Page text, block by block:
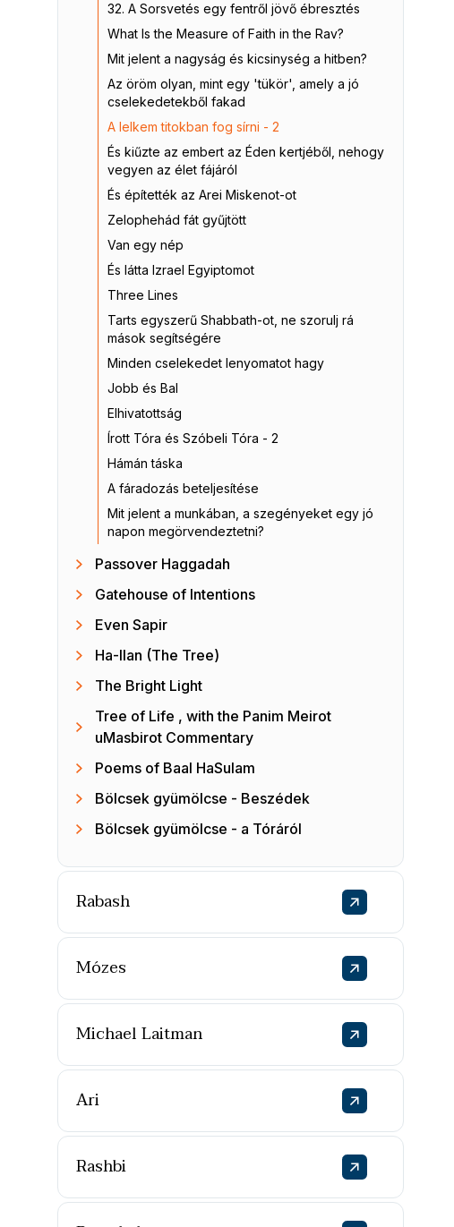
32. A Sorsvetés egy fentről jövő ébresztés
What Is the Measure of Faith in the Rav?
Mit jelent a nagyság és kicsinység a hitben?
Az öröm olyan, mint egy 'tükör', amely a jó
cselekedetekből fakad
A lelkem titokban fog sírni - 2
És kiűzte az embert az Éden kertjéből, nehogy
vegyen az élet fájáról
És építették az Arei Miskenot-ot
Zelophehád fát gyűjtött
Van egy nép
És látta Izrael Egyiptomot
Three Lines
Tarts egyszerű Shabbath-ot, ne szorulj rá
mások segítségére
Minden cselekedet lenyomatot hagy
Jobb és Bal
Elhivatottság
Írott Tóra és Szóbeli Tóra - 2
Hámán táska
A fáradozás beteljesítése
Mit jelent a munkában, a szegényeket egy jó
napon megörvendeztetni?
Passover Haggadah
Gatehouse of Intentions
Even Sapir
Ha-Ilan (The Tree)
The Bright Light
Tree of Life , with the Panim Meirot
uMasbirot Commentary
Poems of Baal HaSulam
Bölcsek gyümölcse - Beszédek
Bölcsek gyümölcse - a Tóráról
Rabash
Mózes
Michael Laitman
Ari
Rashbi